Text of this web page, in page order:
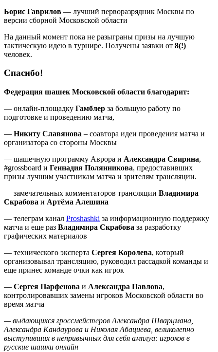
Борис Гаврилов — лучший перворазрядник Москвы по
версии сборной Московской области
На данный момент пока не разыграны призы на лучшую
тактическую идею в турнире. Получены заявки от 8(!)
человек.
Спасибо!
Федерация шашек Московской области благодарит:
— онлайн-площадку Гамблер за большую работу по
подготовке и проведению матча,
— Никиту Славянова – соавтора идеи проведения матча и
организатора со стороны Москвы
— шашечную программу Аврора и Александра Свирина,
#grossboard и Геннадия Полянникова, предоставивших
призы лучшим участникам матча и зрителям трансляции.
— замечательных комментаторов трансляции Владимира
Скрабова и Артёма Алешина
— телеграм канал Proshashki за информационную поддержку
матча и еще раз Владимира Скрабова за разработку
графических материалов
— технического эксперта Сергея Королева, который
организовывал трансляцию, руководил рассадкой команды и
еще принес команде очки как игрок
— Сергея Парфенова и Александра Павлова,
контролировавших замены игроков Московской области во
время матча
— выдающихся гроссмейстеров Александра Шварцмана,
Александра Кандаурова и Николая Абациева, великолепно
выступивших в непривычных для себя амплуа: игроков в
русские шашки онлайн